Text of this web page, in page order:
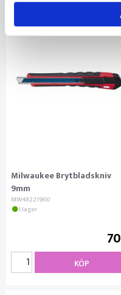
Milwaukee Brytbladskniv
9mm
MW48221960
I lager
70
KÖP